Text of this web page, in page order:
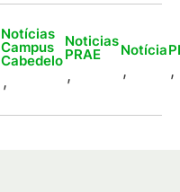
Notícias
Campus
Cabedelo
,
Noticias
PRAE
,
Notícia
, ,